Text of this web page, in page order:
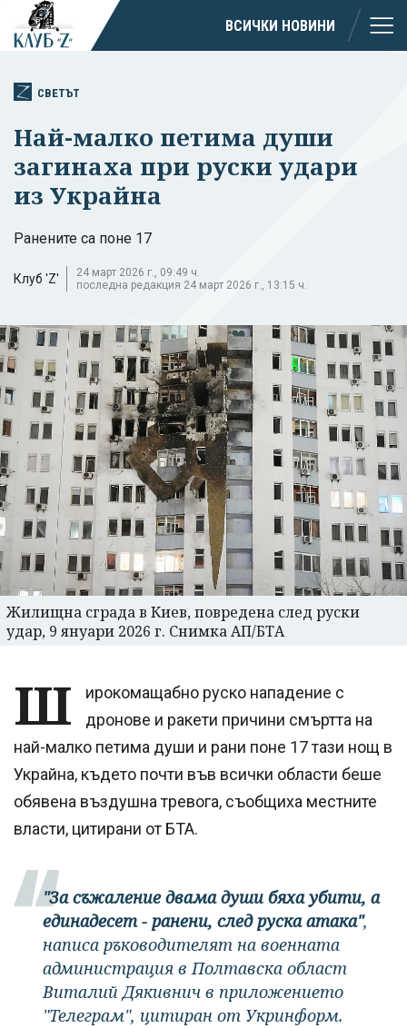
ВСИЧКИ НОВИНИ
СВЕТЪТ
Най-малко петима души
загинаха при руски удари
из Украйна
Ранените са поне 17
Клуб 'Z'
24 март 2026 г., 09:49 ч.
последна редакция 24 март 2026 г., 13:15 ч.
Жилищна сграда в Киев, повредена след руски
удар, 9 януари 2026 г. Снимка АП/БТА
Ш
ирокомащабно руско нападение с
дронове и ракети причини смъртта на
най-малко петима души и рани поне 17 тази нощ в
Украйна, където почти във всички области беше
обявена въздушна тревога, съобщиха местните
власти, цитирани от БТА.
"За съжаление двама души бяха убити, а
единадесет - ранени, след руска атака",
написа ръководителят на военната
администрация в Полтавска област
Виталий Дякивнич в приложението
"Телеграм", цитиран от Укринформ.